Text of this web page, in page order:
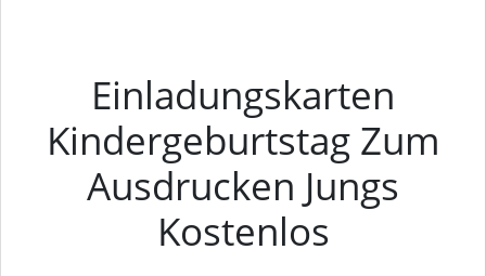
Einladungskarten
Kindergeburtstag Zum
Ausdrucken Jungs
Kostenlos